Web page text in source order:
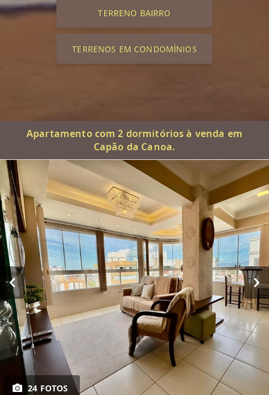
TERRENO BAIRRO
TERRENOS EM CONDOMÍNIOS
Apartamento com 2 dormitórios à venda em
Capão da Canoa.
24 FOTOS